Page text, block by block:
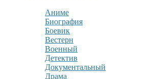
Аниме
Биография
Боевик
Вестерн
Военный
Детектив
Документальный
Драма